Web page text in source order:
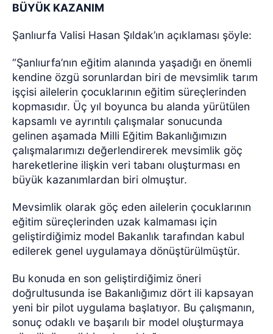
BÜYÜK KAZANIM
Şanlıurfa Valisi Hasan Şıldak’ın açıklaması şöyle:
“Şanlıurfa’nın eğitim alanında yaşadığı en önemli
kendine özgü sorunlardan biri de mevsimlik tarım
işçisi ailelerin çocuklarının eğitim süreçlerinden
kopmasıdır. Üç yıl boyunca bu alanda yürütülen
kapsamlı ve ayrıntılı çalışmalar sonucunda
gelinen aşamada Milli Eğitim Bakanlığımızın
çalışmalarımızı değerlendirerek mevsimlik göç
hareketlerine ilişkin veri tabanı oluşturması en
büyük kazanımlardan biri olmuştur.
Mevsimlik olarak göç eden ailelerin çocuklarının
eğitim süreçlerinden uzak kalmaması için
geliştirdiğimiz model Bakanlık tarafından kabul
edilerek genel uygulamaya dönüştürülmüştür.
Bu konuda en son geliştirdiğimiz öneri
doğrultusunda ise Bakanlığımız dört ili kapsayan
yeni bir pilot uygulama başlatıyor. Bu çalışmanın,
sonuç odaklı ve başarılı bir model oluşturmaya